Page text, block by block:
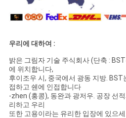
우리에 대하여 :
밝은 그림자 기술 주식회사 (단축 :
에 위치합니다,
후이조우 시, 중국에서 광동 지방.
접하고 쉔에 인접합니다
-zhen (홍콩), 동완과 광저우. 공장 선
리하고 우리
또한 고용이라는 유리한 입장에 있으세